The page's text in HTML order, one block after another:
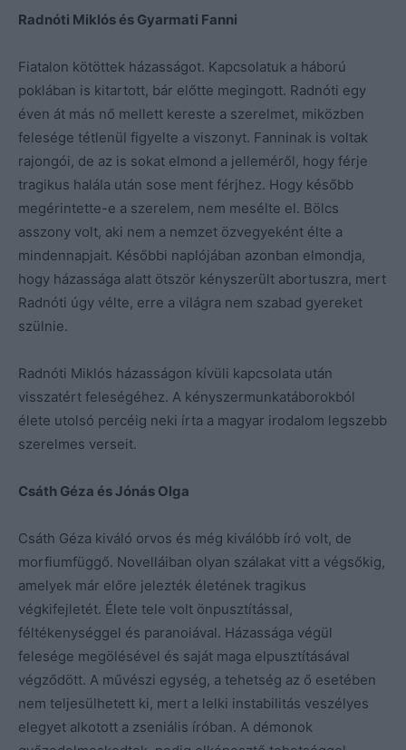
Radnóti Miklós és Gyarmati Fanni
Fiatalon kötöttek házasságot. Kapcsolatuk a háború
poklában is kitartott, bár előtte megingott. Radnóti egy
éven át más nő mellett kereste a szerelmet, miközben
felesége tétlenül figyelte a viszonyt. Fanninak is voltak
rajongói, de az is sokat elmond a jelleméről, hogy férje
tragikus halála után sose ment férjhez. Hogy később
megérintette-e a szerelem, nem mesélte el. Bölcs
asszony volt, aki nem a nemzet özvegyeként élte a
mindennapjait. Későbbi naplójában azonban elmondja,
hogy házassága alatt ötször kényszerült abortuszra, mert
Radnóti úgy vélte, erre a világra nem szabad gyereket
szülnie.
Radnóti Miklós házasságon kívüli kapcsolata után
visszatért feleségéhez. A kényszermunkatáborokból
élete utolsó percéig neki írta a magyar irodalom legszebb
szerelmes verseit.
Csáth Géza és Jónás Olga
Csáth Géza kiváló orvos és még kiválóbb író volt, de
morfiumfüggő. Novelláiban olyan szálakat vitt a végsőkig,
amelyek már előre jelezték életének tragikus
végkifejletét. Élete tele volt önpusztítással,
féltékenységgel és paranoiával. Házassága végül
felesége megölésével és saját maga elpusztításával
végződött. A művészi egység, a tehetség az ő esetében
nem teljesülhetett ki, mert a lelki instabilitás veszélyes
elegyet alkotott a zseniális íróban. A démonok